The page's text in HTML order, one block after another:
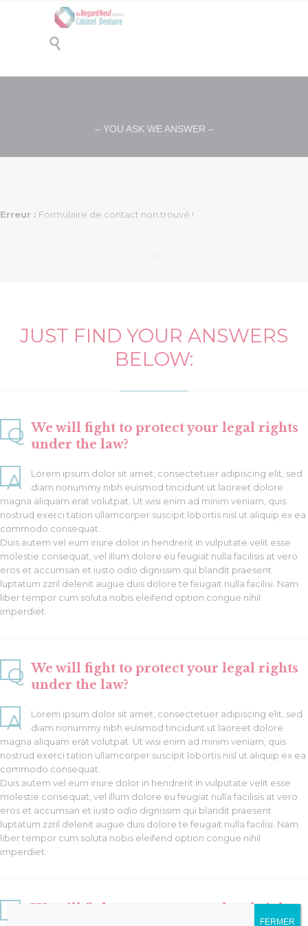

– YOU ASK WE ANSWER –
Erreur : Formulaire de contact non trouvé !
JUST FIND YOUR ANSWERS
BELOW:
Q We will fight to protect your legal rights
under the law?
A
Lorem ipsum dolor sit amet, consectetuer adipiscing elit, sed
diam nonummy nibh euismod tincidunt ut laoreet dolore
magna aliquam erat volutpat. Ut wisi enim ad minim veniam, quis
nostrud exerci tation ullamcorper suscipit lobortis nisl ut aliquip ex ea
commodo consequat.
Duis autem vel eum iriure dolor in hendrerit in vulputate velit esse
molestie consequat, vel illum dolore eu feugiat nulla facilisis at vero
eros et accumsan et iusto odio dignissim qui blandit praesent
luptatum zzril delenit augue duis dolore te feugait nulla facilisi. Nam
liber tempor cum soluta nobis eleifend option congue nihil
imperdiet.
Q We will fight to protect your legal rights
under the law?
A
Lorem ipsum dolor sit amet, consectetuer adipiscing elit, sed
diam nonummy nibh euismod tincidunt ut laoreet dolore
magna aliquam erat volutpat. Ut wisi enim ad minim veniam, quis
nostrud exerci tation ullamcorper suscipit lobortis nisl ut aliquip ex ea
commodo consequat.
Duis autem vel eum iriure dolor in hendrerit in vulputate velit esse
molestie consequat, vel illum dolore eu feugiat nulla facilisis at vero
eros et accumsan et iusto odio dignissim qui blandit praesent
luptatum zzril delenit augue duis dolore te feugait nulla facilisi. Nam
liber tempor cum soluta nobis eleifend option congue nihil
imperdiet.
Q
We will fight to protect your legal rights
FERMER